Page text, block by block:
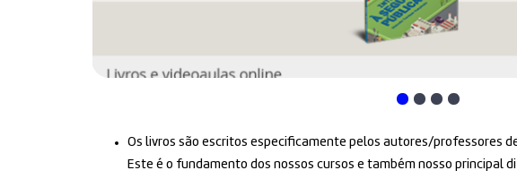
Os livros são escritos especificamente pelos autores/professores
Este é o fundamento dos nossos cursos e também nosso principal